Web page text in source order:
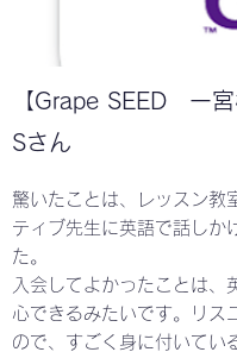
【Grape SEED 一宮
Sさん
驚いたことは、レッスン教
ティブ先生に英語で話しか
た。
入会してよかったことは
心できるみたいです。リス
ので、すごく身に付いてい